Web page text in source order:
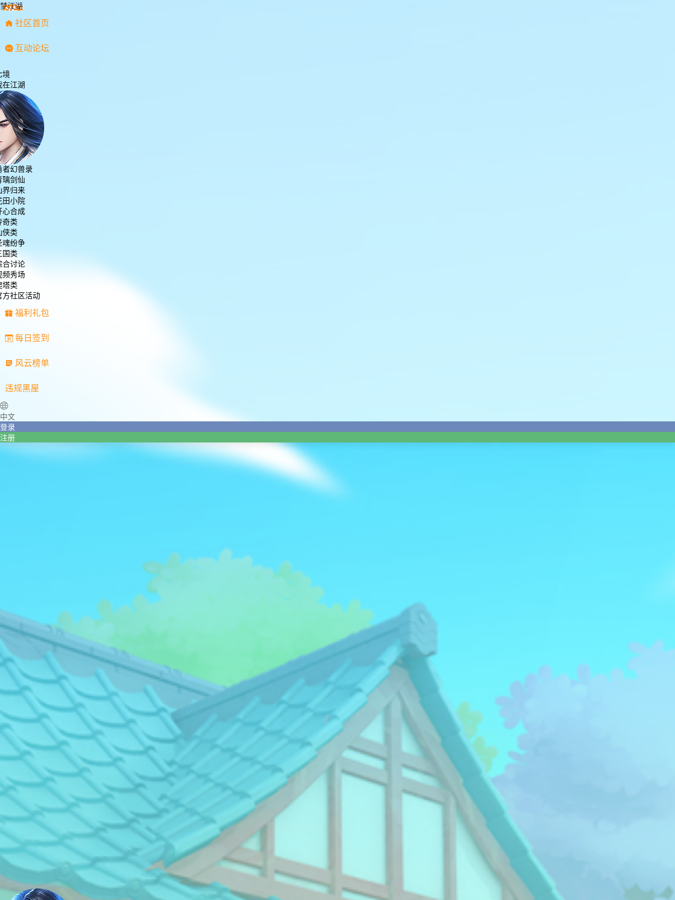
梦江湖
社区首页
互动论坛
境
在江湖
仙道
仙眷侣
神风云
穹志
仙记
云诀
云传
者幻兽录
璃剑仙
界归来
田小院
心合成
奇类
侠类
魂纷争
国类
合讨论
频秀场
塔类
方社区活动
福利礼包
每日签到
风云榜单
违规黑屋
中文
登录
注册